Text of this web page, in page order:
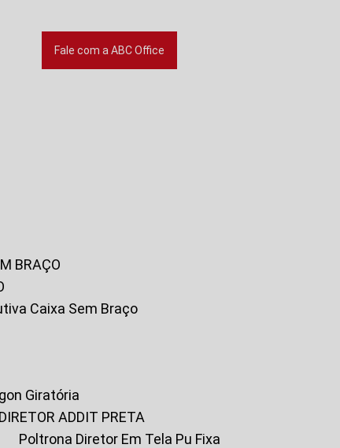
Fale com a ABC Office
BRAÇO
Caixa Sem Braço
Giratória
DIRETOR ADDIT PRETA
Poltrona Diretor Em Tela Pu Fixa